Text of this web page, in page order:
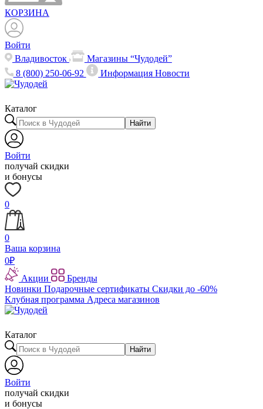
КОРЗИНА
Войти
Владивосток
Магазины “Чудодей”
8 (800) 250-06-92
ИнформацияНовости
Каталог
Найти
Войти
получай скидки
и бонусы
0
0
Ваша корзина
0₽
Акции
Бренды
Новинки Подарочные сертификаты Скидки до -60%
Клубная программа Адреса магазинов
Каталог
Найти
Войти
получай скидки
и бонусы